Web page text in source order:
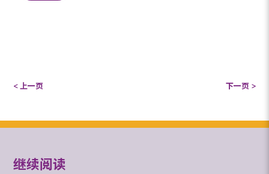
< 上一页 下一页 >
继续阅读